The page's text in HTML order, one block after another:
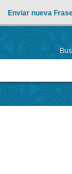
Enviar nueva